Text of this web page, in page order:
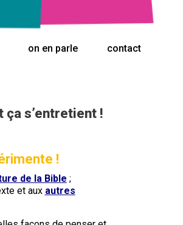
on en parle contact
ça s’entretient !
!
de la Bible ;
et aux autres